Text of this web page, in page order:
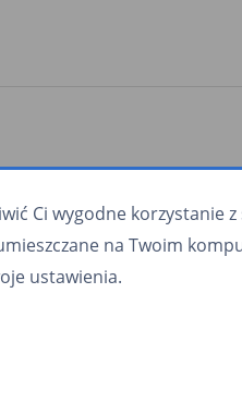
Ci wygodne korzystanie
na Twoim
ustawienia.